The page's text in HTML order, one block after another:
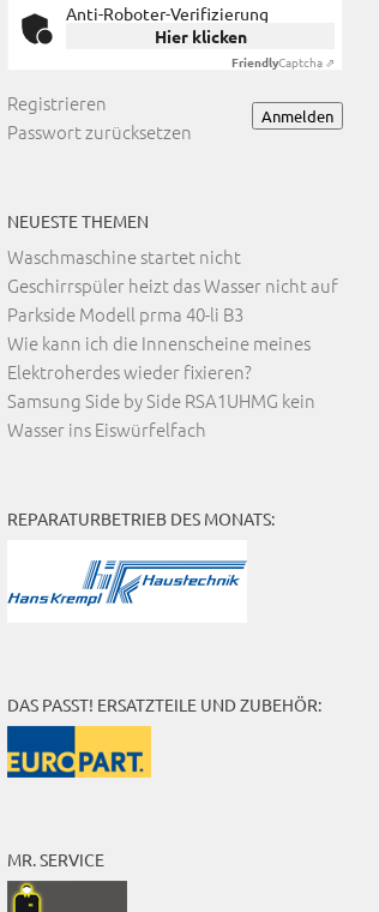
Anti-Roboter-Verifizierung
Hier klicken
FriendlyCaptcha ⇗
Anmelden
Registrieren
Passwort zurücksetzen
NEUESTE THEMEN
Waschmaschine startet nicht
Geschirrspüler heizt das Wasser nicht auf
Parkside Modell prma 40-li B3
Wie kann ich die Innenscheine meines
Elektroherdes wieder fixieren?
Samsung Side by Side RSA1UHMG kein
Wasser ins Eiswürfelfach
REPARATURBETRIEB DES MONATS:
DAS PASST! ERSATZTEILE UND ZUBEHÖR:
MR. SERVICE